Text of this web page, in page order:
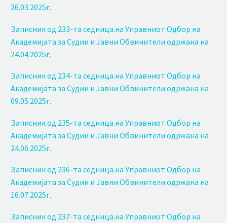
26.03.2025г.
Записник од 233-та седница.на Управниот Одбор на
Академијата за Судии и Јавни Обвинители одржана на
24.04.2025г.
Записник од 234-та седница.на Управниот Одбор на
Академијата за Судии и Јавни Обвинители одржана на
09.05.2025г.
Записник од 235-та седница.на Управниот Одбор на
Академијата за Судии и Јавни Обвинители одржана на
24.06.2025г.
Записник од 236-та седница.на Управниот Одбор на
Академијата за Судии и Јавни Обвинители одржана на
16.07.2025г.
Записник од 237-та седница.на Управниот Одбор на